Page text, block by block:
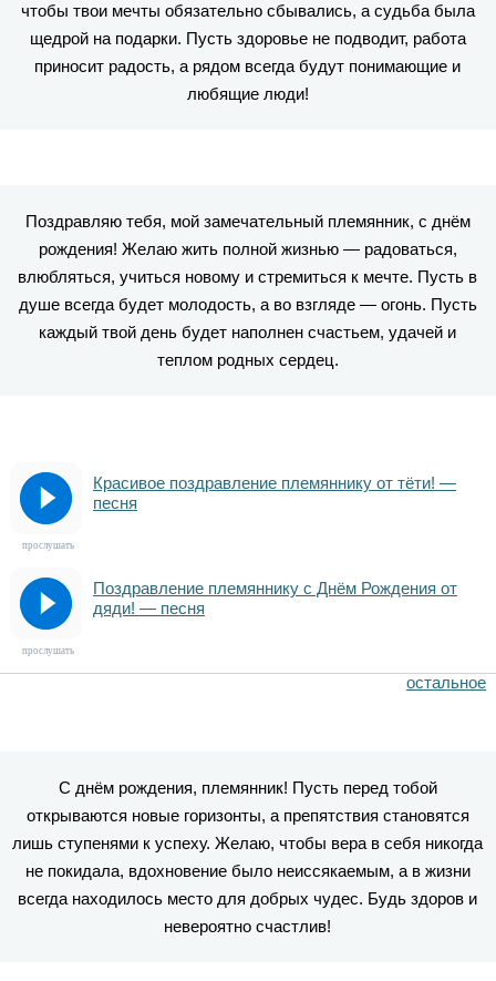
чтобы твои мечты обязательно сбывались, а судьба была
щедрой на подарки. Пусть здоровье не подводит, работа
приносит радость, а рядом всегда будут понимающие и
любящие люди!
Поздравляю тебя, мой замечательный племянник, с днём
рождения! Желаю жить полной жизнью — радоваться,
влюбляться, учиться новому и стремиться к мечте. Пусть в
душе всегда будет молодость, а во взгляде — огонь. Пусть
каждый твой день будет наполнен счастьем, удачей и
теплом родных сердец.
Красивое поздравление племяннику от тёти! —
песня
прослушать
Поздравление племяннику с Днём Рождения от
дяди! — песня
прослушать
остальное
С днём рождения, племянник! Пусть перед тобой
открываются новые горизонты, а препятствия становятся
лишь ступенями к успеху. Желаю, чтобы вера в себя никогда
не покидала, вдохновение было неиссякаемым, а в жизни
всегда находилось место для добрых чудес. Будь здоров и
невероятно счастлив!